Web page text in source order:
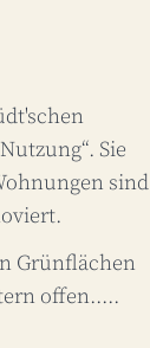
Sie
sind
Grünflächen
offen.....